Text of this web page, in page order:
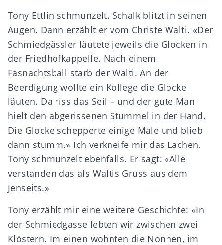
Tony Ettlin schmunzelt. Schalk blitzt in seinen
Augen. Dann erzählt er vom Christe Walti. «Der
Schmiedgässler läutete jeweils die Glocken in
der Friedhofkappelle. Nach einem
Fasnachtsball starb der Walti. An der
Beerdigung wollte ein Kollege die Glocke
läuten. Da riss das Seil – und der gute Man
hielt den abgerissenen Stummel in der Hand.
Die Glocke schepperte einige Male und blieb
dann stumm.» Ich verkneife mir das Lachen.
Tony schmunzelt ebenfalls. Er sagt: «Alle
verstanden das als Waltis Gruss aus dem
Jenseits.»
Tony erzählt mir eine weitere Geschichte: «In
der Schmiedgasse lebten wir zwischen zwei
Klöstern. Im einen wohnten die Nonnen, im